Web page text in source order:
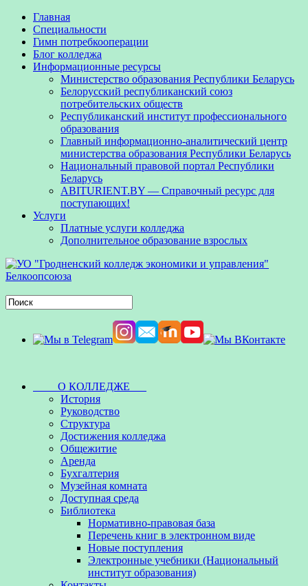
Главная
Специальности
Гимн потребкооперации
Блог колледжа
Информационные ресурсы
Министерство образования Республики Беларусь
Белорусский республиканский союз
потребительских обществ
Республиканский институт профессионального
образования
Главный информационно-аналитический центр
министерства образования Республики Беларусь
Национальный правовой портал Республики
Беларусь
ABITURIENT.BY — Справочный ресурс для
поступающих!
Услуги
Платные услуги колледжа
Дополнительное образование взрослых
О КОЛЛЕДЖЕ
История
Руководство
Структура
Достижения колледжа
Общежитие
Аренда
Бухгалтерия
Музейная комната
Доступная среда
Библиотека
Нормативно-правовая база
Перечень книг в электронном виде
Новые поступления
Электронные учебники (Национальный
институт образования)